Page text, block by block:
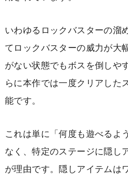
いわゆるロックバスターの溜
てロックバスターの威力が大
がない状態でもボスを倒しや
らに本作では一度クリアした
能です。
これは単に「何度も遊べるよ
なく、特定のステージに隠し
が理由です。隠しアイテムは